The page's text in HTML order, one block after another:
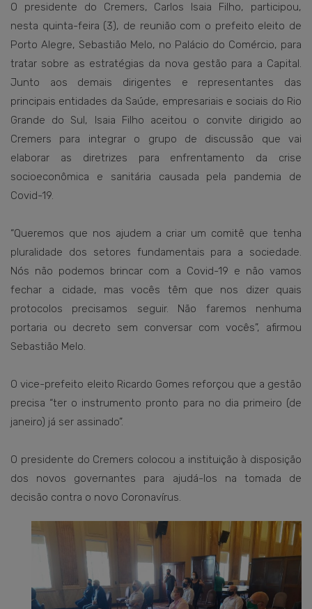
O presidente do Cremers, Carlos Isaia Filho, participou,
nesta quinta-feira (3), de reunião com o prefeito eleito de
Porto Alegre, Sebastião Melo, no Palácio do Comércio, para
tratar sobre as estratégias da nova gestão para a Capital.
Junto aos demais dirigentes e representantes das
principais entidades da Saúde, empresariais e sociais do Rio
Grande do Sul, Isaia Filho aceitou o convite dirigido ao
Cremers para integrar o grupo de discussão que vai
elaborar as diretrizes para enfrentamento da crise
socioeconômica e sanitária causada pela pandemia de
Covid-19.
“Queremos que nos ajudem a criar um comitê que tenha
pluralidade dos setores fundamentais para a sociedade.
Nós não podemos brincar com a Covid-19 e não vamos
fechar a cidade, mas vocês têm que nos dizer quais
protocolos precisamos seguir. Não faremos nenhuma
portaria ou decreto sem conversar com vocês”, afirmou
Sebastião Melo.
O vice-prefeito eleito Ricardo Gomes reforçou que a gestão
precisa “ter o instrumento pronto para no dia primeiro (de
janeiro) já ser assinado”.
O presidente do Cremers colocou a instituição à disposição
dos novos governantes para ajudá-los na tomada de
decisão contra o novo Coronavírus.